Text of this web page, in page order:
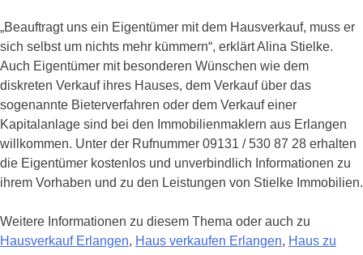
„Beauftragt uns ein Eigentümer mit dem Hausverkauf, muss er
sich selbst um nichts mehr kümmern“, erklärt Alina Stielke.
Auch Eigentümer mit besonderen Wünschen wie dem
diskreten Verkauf ihres Hauses, dem Verkauf über das
sogenannte Bieterverfahren oder dem Verkauf einer
Kapitalanlage sind bei den Immobilienmaklern aus Erlangen
willkommen. Unter der Rufnummer 09131 / 530 87 28 erhalten
die Eigentümer kostenlos und unverbindlich Informationen zu
ihrem Vorhaben und zu den Leistungen von Stielke Immobilien.
Weitere Informationen zu diesem Thema oder auch zu
Hausverkauf Erlangen, Haus verkaufen Erlangen, Haus zu